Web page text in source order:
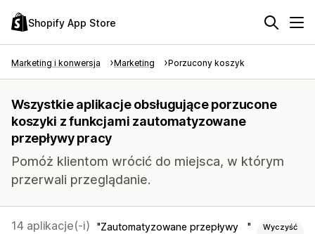
Shopify App Store
Marketing i konwersja Marketing Porzucony koszyk
Wszystkie aplikacje obsługujące porzucone
koszyki z funkcjami zautomatyzowane
przepływy pracy
Pomóż klientom wrócić do miejsca, w którym
przerwali przeglądanie.
14 aplikacje(-i)
Zautomatyzowane przepływy
Wyczyść